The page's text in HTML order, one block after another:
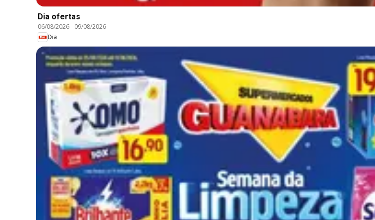
Dia ofertas
06/08/2026- 09/08/2026
Dia